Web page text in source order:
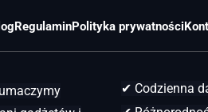
RegulaminPolityka prywatności
✔ Codzienna